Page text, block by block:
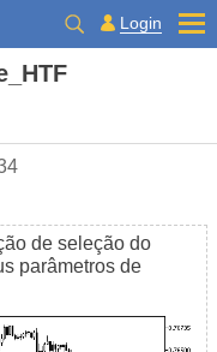
Login
de seleção do
parâmetros de